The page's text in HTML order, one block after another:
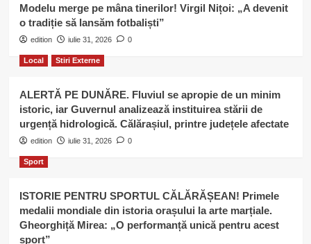
Modelu merge pe mâna tinerilor! Virgil Nițoi: „A devenit
o tradiție să lansăm fotbaliști”
edition iulie 31, 2026 0
Local Stiri Externe
ALERTĂ PE DUNĂRE. Fluviul se apropie de un minim
istoric, iar Guvernul analizează instituirea stării de
urgență hidrologică. Călărașiul, printre județele afectate
edition iulie 31, 2026 0
Sport
ISTORIE PENTRU SPORTUL CĂLĂRĂȘEAN! Primele
medalii mondiale din istoria orașului la arte marțiale.
Gheorghiță Mirea: „O performanță unică pentru acest
sport”